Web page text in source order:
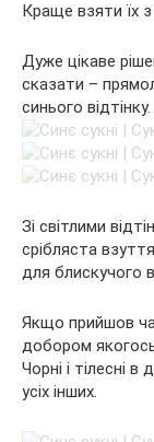
Краще взяти їх
Дуже цікаве
сказати –
синього
Зі світлими
срібляста
для блискучого
Якщо прийшов
добором
Чорні і тілесні
усіх інших.